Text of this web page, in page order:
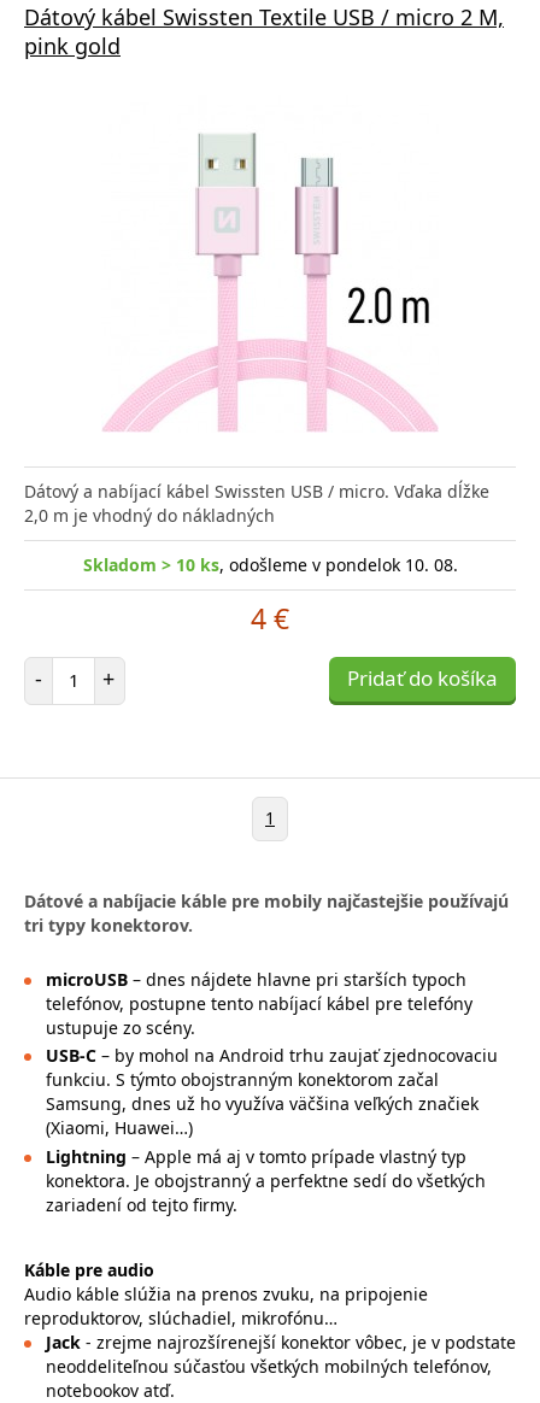
Dátový kábel Swissten Textile USB / micro 2 M,
pink gold
Dátový a nabíjací kábel Swissten USB / micro. Vďaka dĺžke
2,0 m je vhodný do nákladných
Skladom > 10 ks, odošleme v pondelok 10. 08.
4 €
- Počet položiek
+ Pridať do košíka
1
Dátové a nabíjacie káble pre mobily najčastejšie používajú
tri typy konektorov.
microUSB – dnes nájdete hlavne pri starších typoch
telefónov, postupne tento nabíjací kábel pre telefóny
ustupuje zo scény.
USB-C – by mohol na Android trhu zaujať zjednocovaciu
funkciu. S týmto obojstranným konektorom začal
Samsung, dnes už ho využíva väčšina veľkých značiek
(Xiaomi, Huawei…)
Lightning – Apple má aj v tomto prípade vlastný typ
konektora. Je obojstranný a perfektne sedí do všetkých
zariadení od tejto firmy.
Káble pre audio
Audio káble slúžia na prenos zvuku, na pripojenie
reproduktorov, slúchadiel, mikrofónu…
Jack - zrejme najrozšírenejší konektor vôbec, je v podstate
neoddeliteľnou súčasťou všetkých mobilných telefónov,
notebookov atď.